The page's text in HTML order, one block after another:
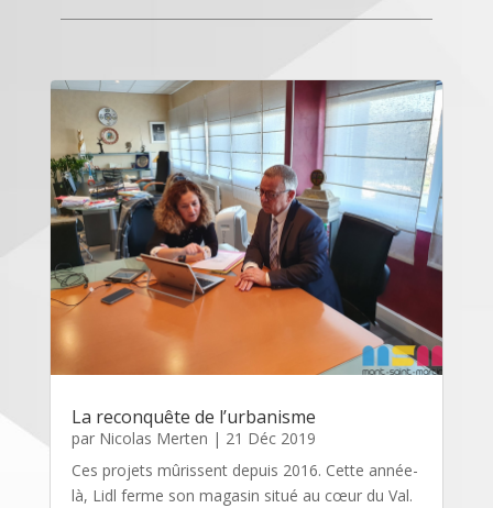
La reconquête de l’urbanisme
par Nicolas Merten | 21 Déc 2019
Ces projets mûrissent depuis 2016. Cette année-
là, Lidl ferme son magasin situé au cœur du Val.